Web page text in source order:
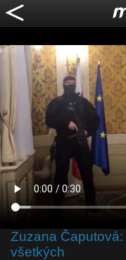
Zuzana
všetkých